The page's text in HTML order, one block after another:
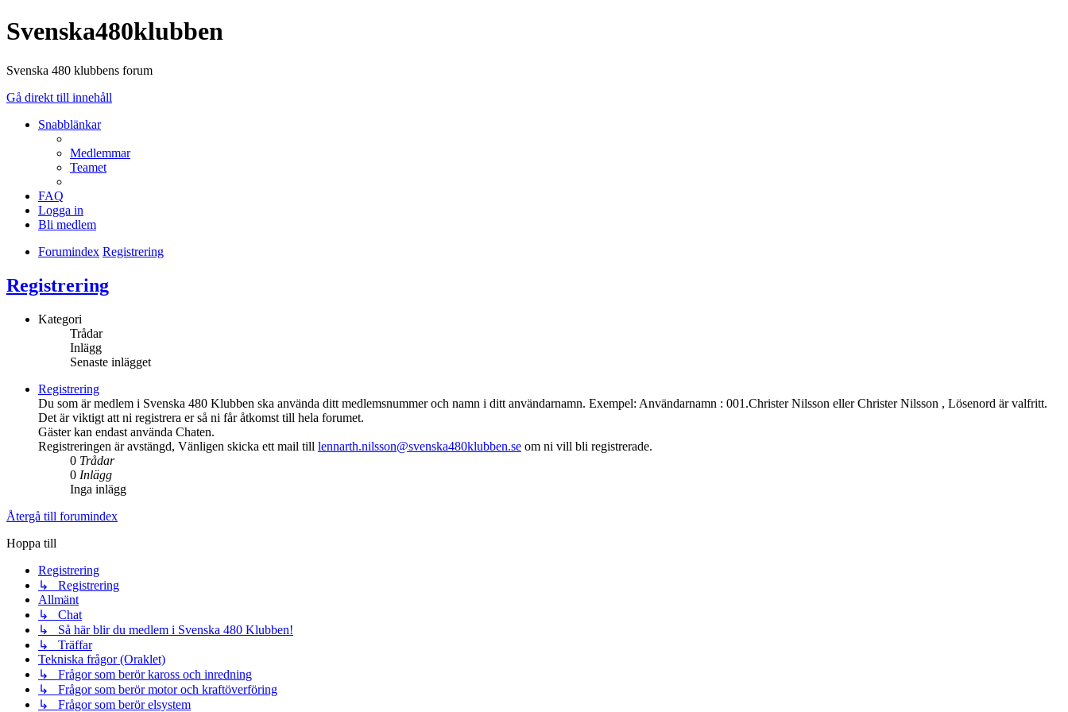
Svenska480klubben
Svenska 480 klubbens forum
Gå direkt till innehåll
Snabblänkar
Medlemmar
Teamet
FAQ
Logga in
Bli medlem
Forumindex Registrering
Registrering
Kategori
Trådar
Inlägg
Senaste inlägget
Registrering
Du som är medlem i Svenska 480 Klubben ska använda ditt medlemsnummer och namn i ditt användarnamn. Exempel: Användarnamn : 001.Christer Nilsson eller Christer Nilsson , Lösenord är valfritt.
Det är viktigt att ni registrera er så ni får åtkomst till hela forumet.
Gäster kan endast använda Chaten.
Registreringen är avstängd, Vänligen skicka ett mail till lennarth.nilsson@svenska480klubben.se om ni vill bli registrerade.
0 Trådar
0 Inlägg
Inga inlägg
Återgå till forumindex
Hoppa till
Registrering
↳ Registrering
Allmänt
↳ Chat
↳ Så här blir du medlem i Svenska 480 Klubben!
↳ Träffar
Tekniska frågor (Oraklet)
↳ Frågor som berör kaross och inredning
↳ Frågor som berör motor och kraftöverföring
↳ Frågor som berör elsystem